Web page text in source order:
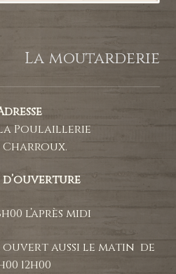
La moutarderie
la Poulaillerie
Charroux.
d’ouverture
l’après midi
ouvert aussi le matin de
12h00